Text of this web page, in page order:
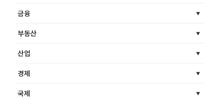
금융
부동산
산업
경제
국제